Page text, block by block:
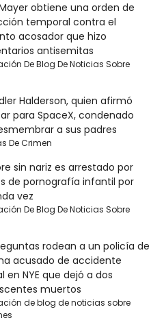
obtiene una orden de
temporal contra el
acosador que hizo
antisemitas
De Blog De Noticias Sobre
Halderson, quien afirmó
para SpaceX, condenado
a sus padres
De Crimen
sin nariz es arrestado por
de pornografía infantil por
vez
De Blog De Noticias Sobre
rodean a un policía de
acusado de accidente
en NYE que dejó a dos
muertos
de blog de noticias sobre